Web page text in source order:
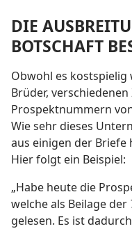
DIE
BOTSCHAFT
Obwohl es kostspielig
Brüder,
Prospektnummern
Wie sehr dieses
aus einigen der Briefe
Hier folgt ein Beispiel:
„Habe heute die
welche als Beilage der
gelesen. Es ist